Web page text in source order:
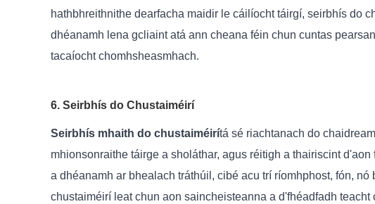
hathbhreithnithe dearfacha maidir le cáilíocht táirgí, seirbhís do
dhéanamh lena gcliaint atá ann cheana féin chun cuntas
tacaíocht chomhsheasmhach.
6. Seirbhís do Chustaiméirí
Seirbhís mhaith do chustaiméirítá sé riachtanach do
mhionsonraithe táirge a sholáthar, agus réitigh a thairiscint
a dhéanamh ar bhealach tráthúil, cibé acu trí ríomhphost, fón,
chustaiméirí leat chun aon saincheisteanna a d'fhéadfadh